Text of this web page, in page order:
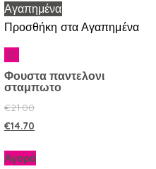
Αγαπημένα
Προσθήκη στα Αγαπημένα
Φουστα παντελονι
σταμπωτο
€21.00
€14.70
Αγορά